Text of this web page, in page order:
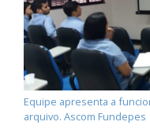
Equipe apresenta a
arquivo. Ascom Fundepes